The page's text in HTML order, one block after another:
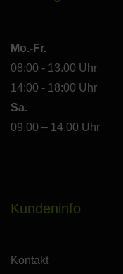
Mo.-Fr.
08:00 - 13.00 Uhr
14:00 - 18:00 Uhr
Sa.
09.00 – 14.00 Uhr
Kundeninfo
Kontakt